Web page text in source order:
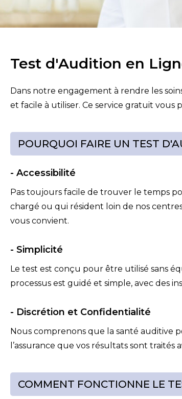
Test d'Audition en
Dans notre engagement à rendre les
et facile à utiliser. Ce service gratuit
POURQUOI FAIRE UN TEST
- Accessibilité
Pas toujours facile de trouver le temps
chargé ou qui résident loin de nos
vous convient.
- Simplicité
Le test est conçu pour être utilisé sans
processus est guidé et simple, avec des
- Discrétion et Confidentialité
Nous comprenons que la santé auditive
l’assurance que vos résultats sont
COMMENT FONCTIONNE LE